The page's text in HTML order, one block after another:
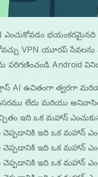
భయంకరమైనది
VPN యూరప్
పరిగణించండి Android
AI ఉచితంగా త్వరగా
లేదు మరియు
ఇది ఒక మహాన్
చెప్పడానికి ఇది ఒక మహాన్
చెప్పడానికి ఇది ఒక మహాన్
చెప్పడానికి ఇది ఒక మహాన్